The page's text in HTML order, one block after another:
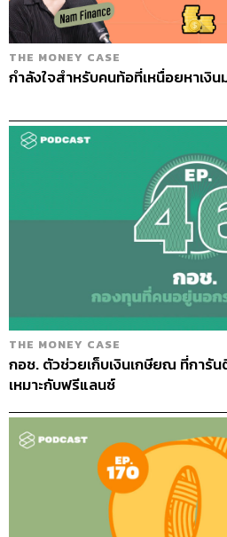
THE MONEY CASE
กำลังใจสำหรับคนท้อที่เหนื่อยหาเงิ
THE MONEY CASE
กอช. ตัวช่วยเก็บเงินเกษียณ ที่การั
เหมาะกับฟรีแลนซ์